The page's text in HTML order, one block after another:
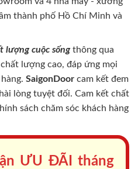
thành phố Hồ Chí Minh và
lượng cuộc sốngthông qua
lượng cao, đáp ứng mọi
SaigonDoor cam kết đem
lòng tuyệt đối. Cam kết chất
sách chăm sóc khách hàng
ƯU ĐÃI tháng